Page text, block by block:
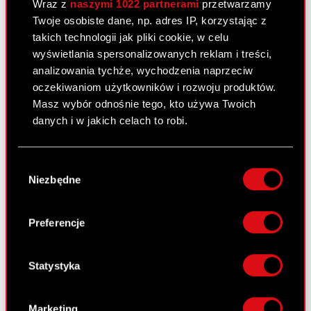
Wraz z naszymi 1022 partnerami przetwarzamy
Twoje osobiste dane, np. adres IP, korzystając z
takich technologii jak pliki cookie, w celu
wyświetlania spersonalizowanych reklam i treści,
analizowania tychże, wychodzenia naprzeciw
oczekiwaniom użytkowników i rozwoju produktów.
Masz wybór odnośnie tego, kto używa Twoich
danych i w jakich celach to robi.
lokalizacji geograficznej z dokładnością nawet
Identyfikować Twoje urządzenie, aktywnie
analizując charakteryzującego je zbiory
palca)
osobiste dane są przetwarzane oraz ustaw własne
zgody
Niezbędne
Preferencje
Statystyka
Marketing
Raport bieżący nr 27/2011
20 kwietnia 2011
PDF Ogłoszenie upadłości spółki zależnej
Raport bieżący nr 26/2011
uchwały w przedmiocie skierowania do
Walnego Zgromadzenia wniosku w
do zmiany firmy Spółki